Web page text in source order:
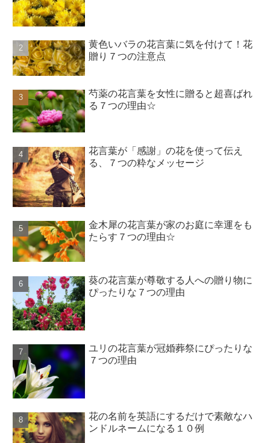
黄色いバラの花言葉に気を付けて！花
贈り７つの注意点
芍薬の花言葉を女性に贈ると超喜ばれ
る７つの理由☆
花言葉が「感謝」の花を使って伝え
る、７つの粋なメッセージ
金木犀の花言葉が家のお庭に幸運をも
たらす７つの理由☆
葵の花言葉が尊敬する人への贈り物に
ぴったりな７つの理由
ユリの花言葉が冠婚葬祭にぴったりな
７つの理由
花の名前を英語にするだけで素敵なハ
ンドルネームになる１０例